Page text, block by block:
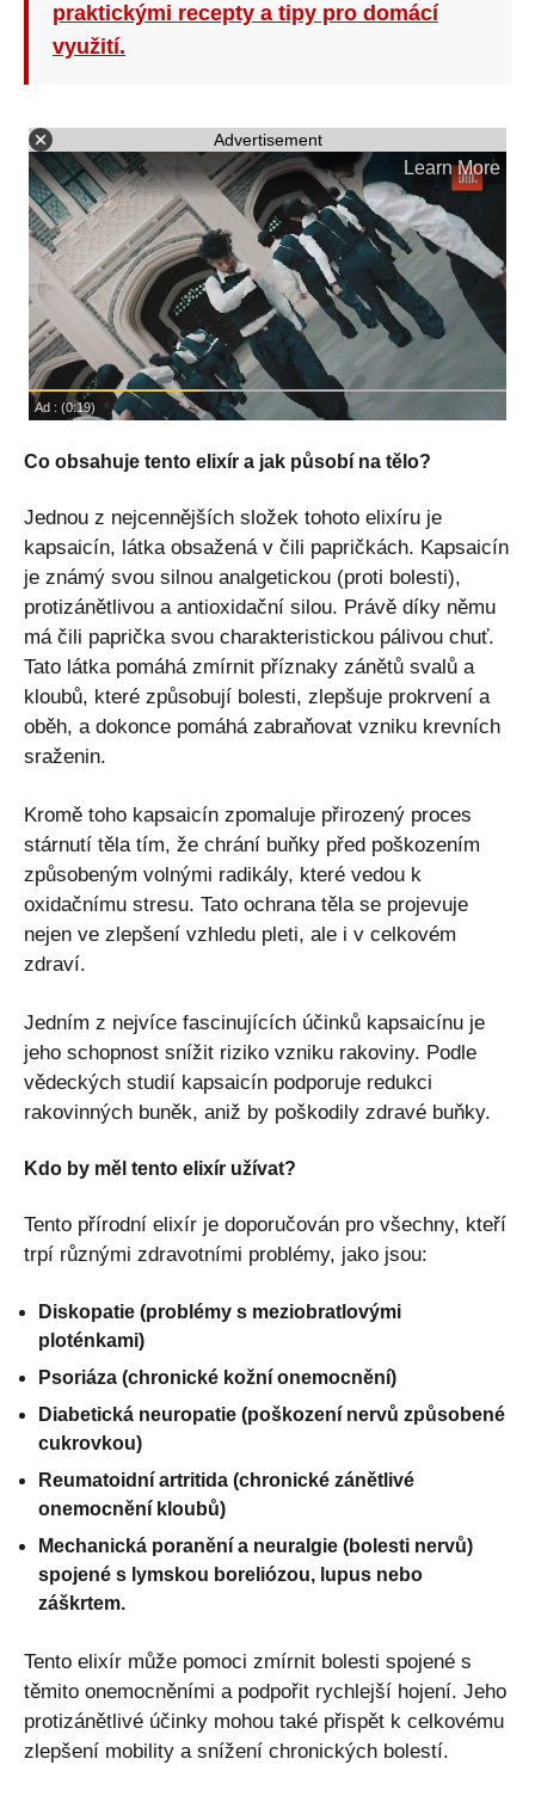
praktickými recepty a tipy pro domácí
využití.
Advertisement
Co obsahuje tento elixír a jak působí na tělo?
Jednou z nejcennějších složek tohoto elixíru je
kapsaicín, látka obsažená v čili papričkách. Kapsaicín
je známý svou silnou analgetickou (proti bolesti),
protizánětlivou a antioxidační silou. Právě díky němu
má čili paprička svou charakteristickou pálivou chuť.
Tato látka pomáhá zmírnit příznaky zánětů svalů a
kloubů, které způsobují bolesti, zlepšuje prokrvení a
oběh, a dokonce pomáhá zabraňovat vzniku krevních
sraženin.
Kromě toho kapsaicín zpomaluje přirozený proces
stárnutí těla tím, že chrání buňky před poškozením
způsobeným volnými radikály, které vedou k
oxidačnímu stresu. Tato ochrana těla se projevuje
nejen ve zlepšení vzhledu pleti, ale i v celkovém
zdraví.
Jedním z nejvíce fascinujících účinků kapsaicínu je
jeho schopnost snížit riziko vzniku rakoviny. Podle
vědeckých studií kapsaicín podporuje redukci
rakovinných buněk, aniž by poškodily zdravé buňky.
Kdo by měl tento elixír užívat?
Tento přírodní elixír je doporučován pro všechny, kteří
trpí různými zdravotními problémy, jako jsou:
Diskopatie (problémy s meziobratlovými
ploténkami)
Psoriáza (chronické kožní onemocnění)
Diabetická neuropatie (poškození nervů způsobené
cukrovkou)
Reumatoidní artritida (chronické zánětlivé
onemocnění kloubů)
Mechanická poranění a neuralgie (bolesti nervů)
spojené s lymskou boreliózou, lupus nebo
záškrtem.
Tento elixír může pomoci zmírnit bolesti spojené s
těmito onemocněními a podpořit rychlejší hojení. Jeho
protizánětlivé účinky mohou také přispět k celkovému
zlepšení mobility a snížení chronických bolestí.